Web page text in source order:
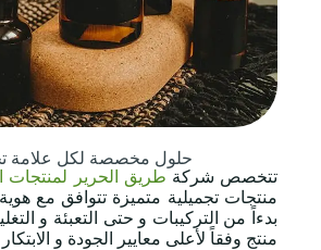
حلول مخصصة لكل علامة
تتخصص شركة طريق الحرير لمنتجات
منتجات تجميلية متميزة تتوافق مع
بدءاً من التركيبات و حتى التعبئة و
منتج وفقاً لأعلى معايير الجودة و الابتكار